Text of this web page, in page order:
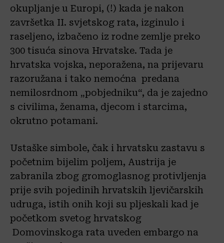
okupljanje u Europi, (!) kada je nakon
završetka II. svjetskog rata, izginulo i
raseljeno, izbačeno iz rodne zemlje preko
300 tisuća sinova Hrvatske. Tada je
hrvatska vojska, neporažena, na prijevaru
razoružana i tako nemoćna predana
nemilosrdnom „pobjedniku“, da je zajedno
s civilima, ženama, djecom i starcima,
okrutno potamani.
Ustaške simbole, čak i hrvatsku zastavu s
početnim bijelim poljem, Austrija je
zabranila zbog gromoglasnog protivljenja
prije svih pojedinih hrvatskih ljevičarskih
udruga, istih onih koji su pljeskali kad je
početkom svetog hrvatskog
Domovinskoga rata uveden embargo na